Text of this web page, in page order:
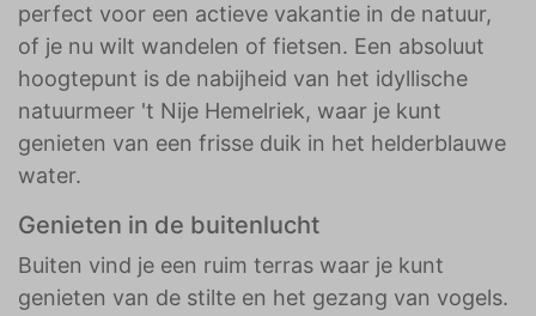
perfect voor een actieve vakantie in de natuur,
of je nu wilt wandelen of fietsen. Een absoluut
hoogtepunt is de nabijheid van het idyllische
natuurmeer 't Nije Hemelriek, waar je kunt
genieten van een frisse duik in het helderblauwe
water.
Genieten in de buitenlucht
Buiten vind je een ruim terras waar je kunt
genieten van de stilte en het gezang van vogels.